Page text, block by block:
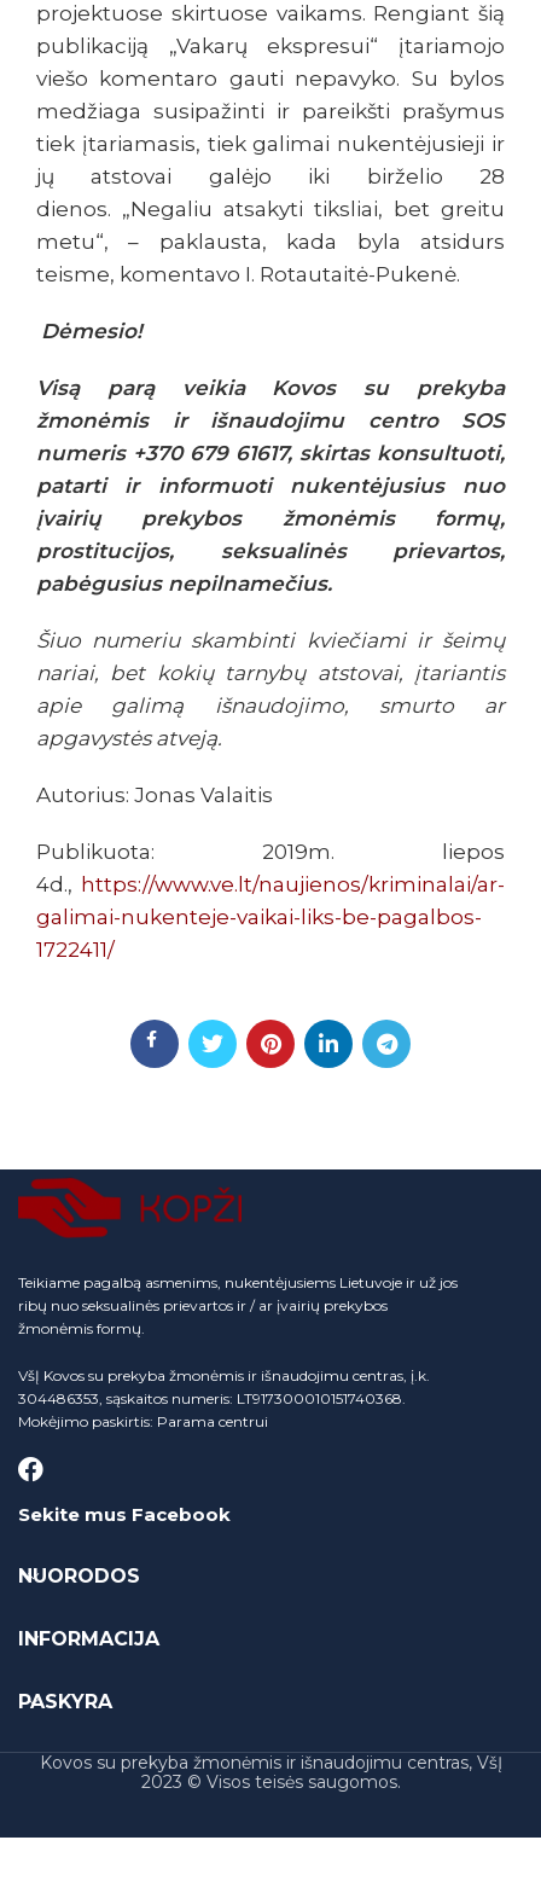
projektuose skirtuose vaikams. Rengiant šią
publikaciją „Vakarų ekspresui“ įtariamojo
viešo komentaro gauti nepavyko. Su bylos
medžiaga susipažinti ir pareikšti prašymus
tiek įtariamasis, tiek galimai nukentėjusieji ir
jų atstovai galėjo iki birželio 28
dienos. „Negaliu atsakyti tiksliai, bet greitu
metu“, – paklausta, kada byla atsidurs
teisme, komentavo I. Rotautaitė-Pukenė.
Dėmesio!
Visą parą veikia Kovos su prekyba
žmonėmis ir išnaudojimu centro SOS
numeris +370 679 61617, skirtas konsultuoti,
patarti ir informuoti nukentėjusius nuo
įvairių prekybos žmonėmis formų,
prostitucijos, seksualinės prievartos,
pabėgusius nepilnamečius.
Šiuo numeriu skambinti kviečiami ir šeimų
nariai, bet kokių tarnybų atstovai, įtariantis
apie galimą išnaudojimo, smurto ar
apgavystės atveją.
Autorius: Jonas Valaitis
Publikuota: 2019m. liepos
4d., https://www.ve.lt/naujienos/kriminalai/ar-
galimai-nukenteje-vaikai-liks-be-pagalbos-
1722411/
Teikiame pagalbą asmenims, nukentėjusiems Lietuvoje ir už jos
ribų nuo seksualinės prievartos ir / ar įvairių prekybos
žmonėmis formų.
VšĮ Kovos su prekyba žmonėmis ir išnaudojimu centras, į.k.
304486353, sąskaitos numeris: LT917300010151740368.
Mokėjimo paskirtis: Parama centrui
Sekite mus Facebook
NUORODOS
INFORMACIJA
PASKYRA
Kovos su prekyba žmonėmis ir išnaudojimu centras, VšĮ
2023 © Visos teisės saugomos.